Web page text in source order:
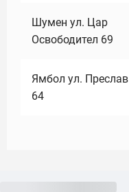
Шумен ул. Цар
Освободител 69
Ямбол ул. Преслав
64